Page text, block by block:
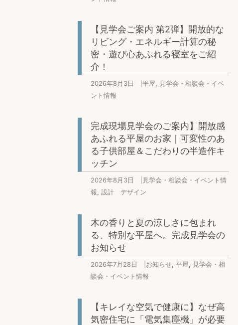
【見学会ご案内 第2弾】開放的な
リビング・エネルギー計算の秘
密・遊び心あふれる寝室をご紹
介！
2026年8月3日 平屋, 見学会・相談会・イベ
ント情報
完成現場見学会のご案内】開放感
あふれる平屋のお家｜可変性のあ
る子供部屋＆こだわりの半造作キ
ッチン
2026年8月3日
見学会・相談会・イベント情
報, 設計 デザイン
木の香りと夏の涼しさに包まれ
る、特別な平屋へ。完成見学会の
お知らせ
2026年7月28日 お知らせ, 平屋, 見学会・相
談会・イベント情報
【キレイな空気で健康に】なぜ高
気密住宅に「電気集塵機」が必要